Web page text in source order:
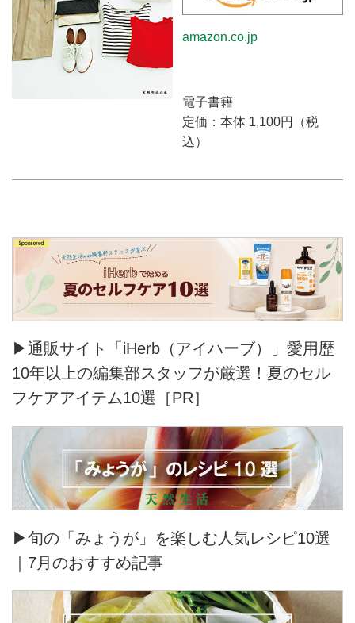
amazon.co.jp
電子書籍
定価：本体 1,100円（税
込）
▶通販サイト「iHerb（アイハーブ）」愛用歴
10年以上の編集部スタッフが厳選！夏のセル
フケアアイテム10選［PR］
▶旬の「みょうが」を楽しむ人気レシピ10選
｜7月のおすすめ記事